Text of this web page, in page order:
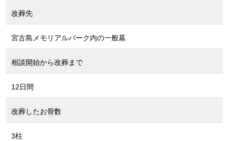
改葬先
宮古島メモリアルパーク内の一般墓
相談開始から改葬まで
12日間
改葬したお骨数
3柱